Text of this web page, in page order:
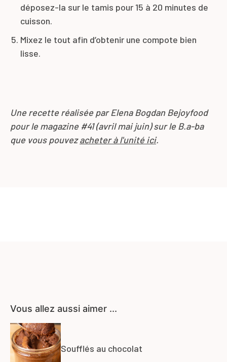
déposez-la sur le tamis pour 15 à 20 minutes de
cuisson.
Mixez le tout afin d’obtenir une compote bien
lisse.
Une recette réalisée par Elena Bogdan Bejoyfood
pour le magazine #41 (avril mai juin) sur le B.a-ba
que vous pouvezacheter à l'unité ici.
Vous allez aussi aimer ...
Soufflés au chocolat